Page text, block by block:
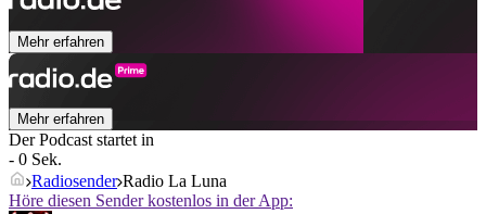
Mehr erfahren
Mehr erfahren
Der Podcast startet in
- 0 Sek.
Radiosender Radio La Luna
Höre diesen Sender kostenlos in der App: